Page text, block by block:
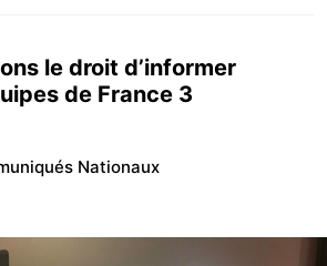
le droit d’informer
de France 3
Nationaux